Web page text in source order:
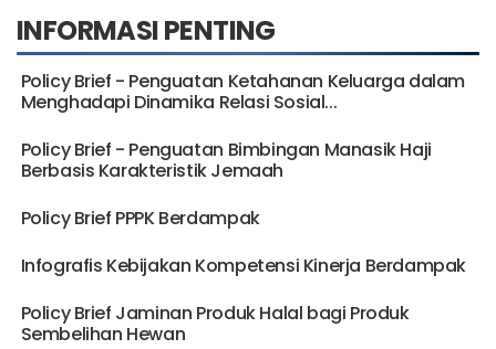
INFORMASI PENTING
Policy Brief - Penguatan Ketahanan Keluarga dalam
Menghadapi Dinamika Relasi Sosial...
Policy Brief - Penguatan Bimbingan Manasik Haji
Berbasis Karakteristik Jemaah
Policy Brief PPPK Berdampak
Infografis Kebijakan Kompetensi Kinerja Berdampak
Policy Brief Jaminan Produk Halal bagi Produk
Sembelihan Hewan